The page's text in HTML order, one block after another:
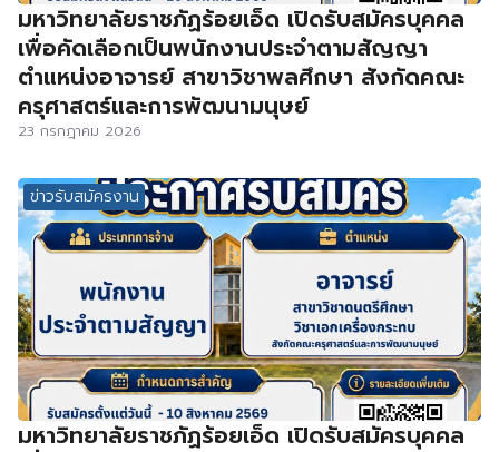
มหาวิทยาลัยราชภัฏร้อยเอ็ด เปิดรับสมัครบุคคล
เพื่อคัดเลือกเป็นพนักงานประจำตามสัญญา
ตำแหน่งอาจารย์ สาขาวิชาพลศึกษา สังกัดคณะ
ครุศาสตร์และการพัฒนามนุษย์
23 กรกฎาคม 2026
ข่าวรับสมัครงาน
มหาวิทยาลัยราชภัฏร้อยเอ็ด เปิดรับสมัครบุคคล